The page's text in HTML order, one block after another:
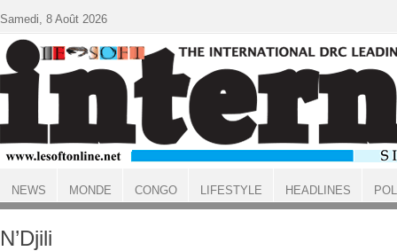
ACCUEIL
N’Djili
Samedi, 8 Août 2026
NEWS MONDE CONGO LIFESTYLE HEADLINES